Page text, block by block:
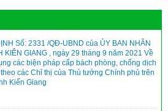
Số: 2331 /QĐ-UBND của ỦY BAN NHÂN
KIÊN GIANG , ngày 29 tháng 9 năm 2021 Về
các biện pháp cấp bách phòng, chống dịch
các Chỉ thị của Thủ tướng Chính phủ trên
Kiến Giang